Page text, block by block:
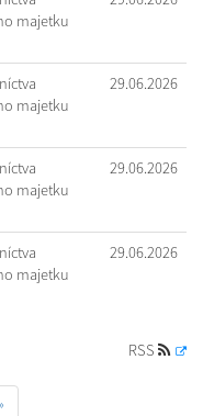
majetku
majetku
29.06.2026
majetku
29.06.2026
majetku
29.06.2026
RSS
»